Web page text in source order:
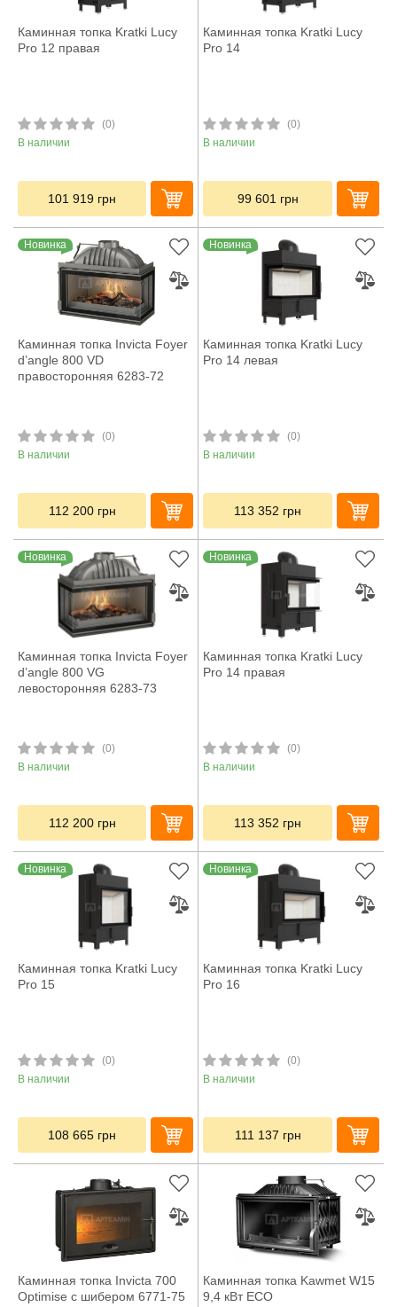
Каминная топка Kratki Lucy
Pro 12 правая
(0)
В наличии
101 919 грн
Каминная топка Kratki Lucy
Pro 14
(0)
В наличии
99 601 грн
Новинка
Каминная топка Invicta Foyer
d’angle 800 VD
правосторонняя 6283-72
(0)
В наличии
112 200 грн
Новинка
Каминная топка Kratki Lucy
Pro 14 левая
(0)
В наличии
113 352 грн
Новинка
Каминная топка Invicta Foyer
d’angle 800 VG
левосторонняя 6283-73
(0)
В наличии
112 200 грн
Новинка
Каминная топка Kratki Lucy
Pro 14 правая
(0)
В наличии
113 352 грн
Новинка
Каминная топка Kratki Lucy
Pro 15
(0)
В наличии
108 665 грн
Новинка
Каминная топка Kratki Lucy
Pro 16
(0)
В наличии
111 137 грн
Каминная топка Invicta 700
Optimise с шибером 6771-75
Каминная топка Kawmet W15
9,4 кВт ECO